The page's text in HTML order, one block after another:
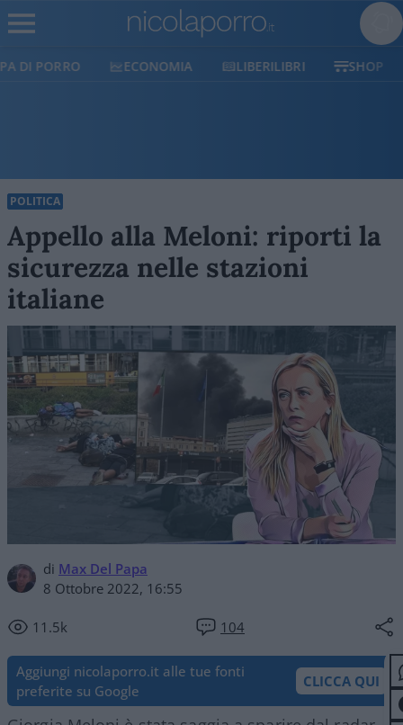
ECONOMIA LIBERILIBRI SHOP SOSTIENICI
POLITICA
Appello alla Meloni: riporti la
sicurezza nelle stazioni
italiane
di Max Del Papa
8 Ottobre 2022, 16:55
11.5k 104
Aggiungi nicolaporro.it alle tue fonti
preferite su Google
CLICCA QUI